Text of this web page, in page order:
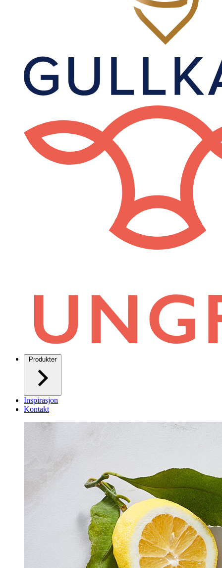
Produkter
Inspirasjon
Kontakt